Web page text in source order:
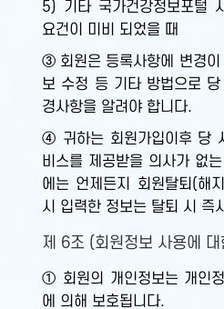
5) 기타 국가건강정보포털
요건이 미비 되었을 때
③ 회원은 등록사항에 변경이
보 수정 등 기타 방법으로
경사항을 알려야 합니다.
④ 귀하는 회원가입이후 당
비스를 제공받을 의사가 없
에는 언제든지 회원탈퇴(해
시 입력한 정보는 탈퇴 시 즉
제 6조 (회원정보 사용에 대
① 회원의 개인정보는 개인
에 의해 보호됩니다.